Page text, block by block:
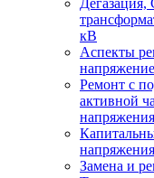
кВ
Аспекты
Ремонт с
активной
Замена и